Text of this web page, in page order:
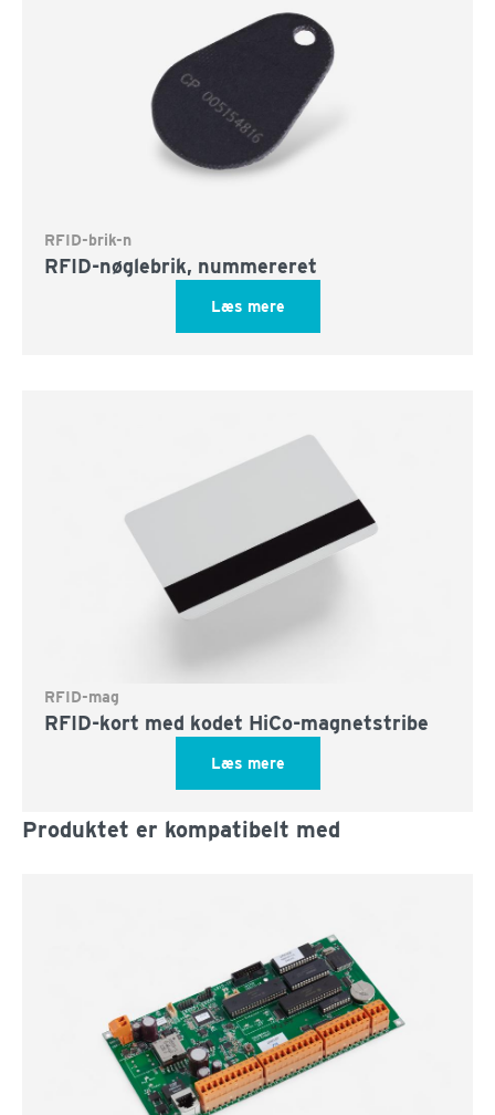
RFID-brik-n
RFID-nøglebrik, nummereret
Læs mere
RFID-mag
RFID-kort med kodet HiCo-magnetstribe
Læs mere
Produktet er kompatibelt med